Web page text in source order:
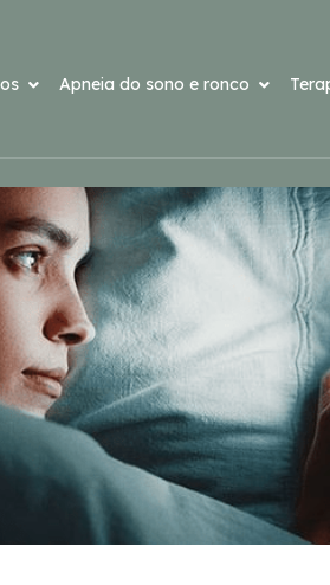
Apneia do sono e ronco